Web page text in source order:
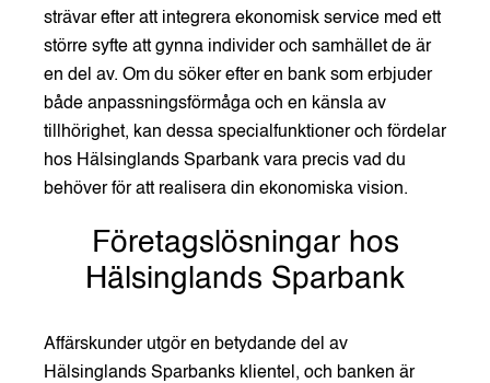
strävar efter att integrera ekonomisk service med ett
större syfte att gynna individer och samhället de är
en del av. Om du söker efter en bank som erbjuder
både anpassningsförmåga och en känsla av
tillhörighet, kan dessa specialfunktioner och fördelar
hos Hälsinglands Sparbank vara precis vad du
behöver för att realisera din ekonomiska vision.
Företagslösningar hos
Hälsinglands Sparbank
Affärskunder utgör en betydande del av
Hälsinglands Sparbanks klientel, och banken är